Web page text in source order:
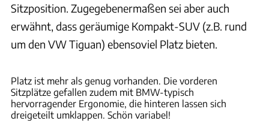
Sitzposition. Zugegebenermaßen sei aber auch
erwähnt, dass geräumige Kompakt-SUV (z.B. rund
um den VW Tiguan) ebensoviel Platz bieten.
Platz ist mehr als genug vorhanden. Die vorderen
Sitzplätze gefallen zudem mit BMW-typisch
hervorragender Ergonomie, die hinteren lassen sich
dreigeteilt umklappen. Schön variabel!